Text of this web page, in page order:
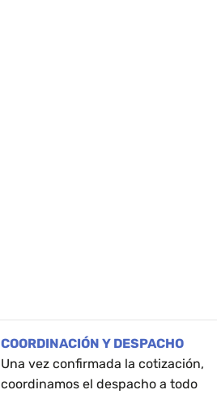
COORDINACIÓN Y DESPACHO
Una vez confirmada la cotización,
coordinamos el despacho a todo